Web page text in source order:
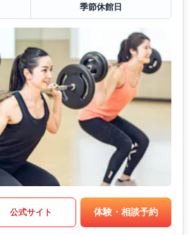
季節休館日
公式サイト 体験・相談予約